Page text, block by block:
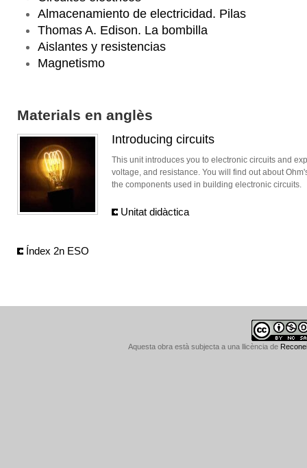
Almacenamiento de electricidad. Pilas
Thomas A. Edison. La bombilla
Aislantes y resistencias
Magnetismo
Materials en anglès
Introducing circuits
This unit introduces you to electronic circuits and
voltage, and resistance. You will find out about
the components used in building electronic circuits.
Unitat didàctica
Índex 2n ESO
Aquesta obra està subjecta a una llicència de